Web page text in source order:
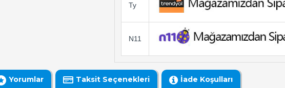
Ty
N11
Yorumlar Taksit Seçenekleri İade Koşulları